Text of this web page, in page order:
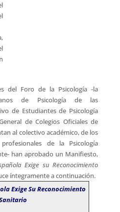
del Foro de la Psicología -la
de Psicología de las
de Estudiantes de Psicología
de Colegios Oficiales de
al colectivo académico, de los
de la Psicología
han aprobado un Manifiesto,
Exige su Reconocimiento
íntegramente a continuación.
Exige Su Reconocimiento